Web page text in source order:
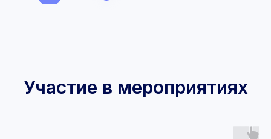
Участие в мероприятиях